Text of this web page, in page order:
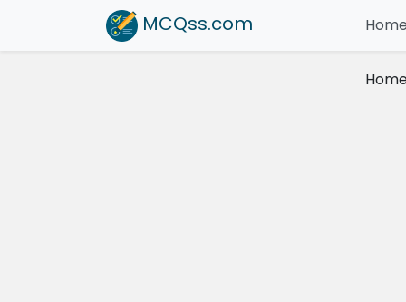
MCQss.com Home